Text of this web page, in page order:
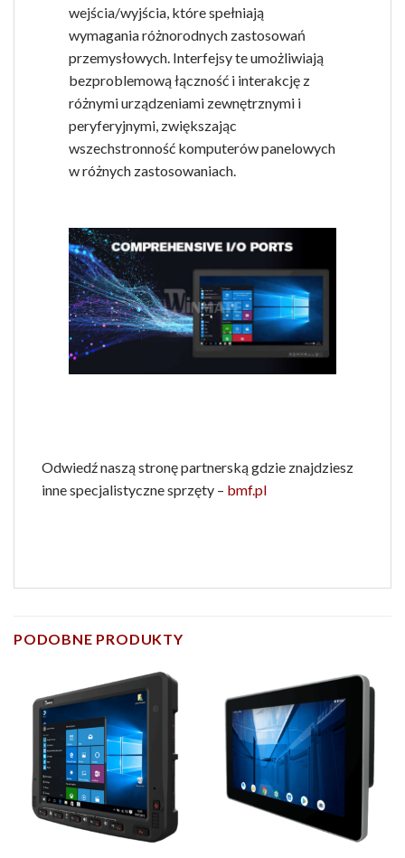
wejścia/wyjścia, które spełniają
wymagania różnorodnych zastosowań
przemysłowych. Interfejsy te umożliwiają
bezproblemową łączność i interakcję z
różnymi urządzeniami zewnętrznymi i
peryferyjnymi, zwiększając
wszechstronność komputerów panelowych
w różnych zastosowaniach.
Odwiedź naszą stronę partnerską gdzie znajdziesz
inne specjalistyczne sprzęty – bmf.pl
PODOBNE PRODUKTY